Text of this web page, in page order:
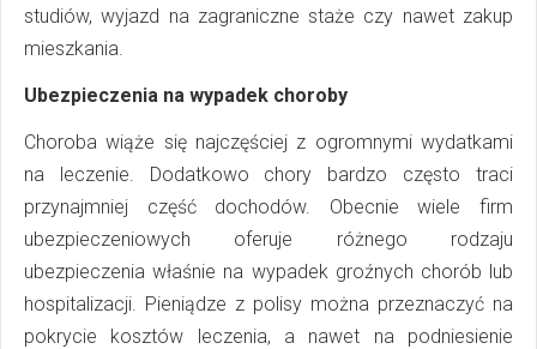
studiów, wyjazd na zagraniczne staże czy nawet zakup
mieszkania.
Ubezpieczenia na wypadek choroby
Choroba wiąże się najczęściej z ogromnymi wydatkami
na leczenie. Dodatkowo chory bardzo często traci
przynajmniej część dochodów. Obecnie wiele firm
ubezpieczeniowych oferuje różnego rodzaju
ubezpieczenia właśnie na wypadek groźnych chorób lub
hospitalizacji. Pieniądze z polisy można przeznaczyć na
pokrycie kosztów leczenia, a nawet na podniesienie